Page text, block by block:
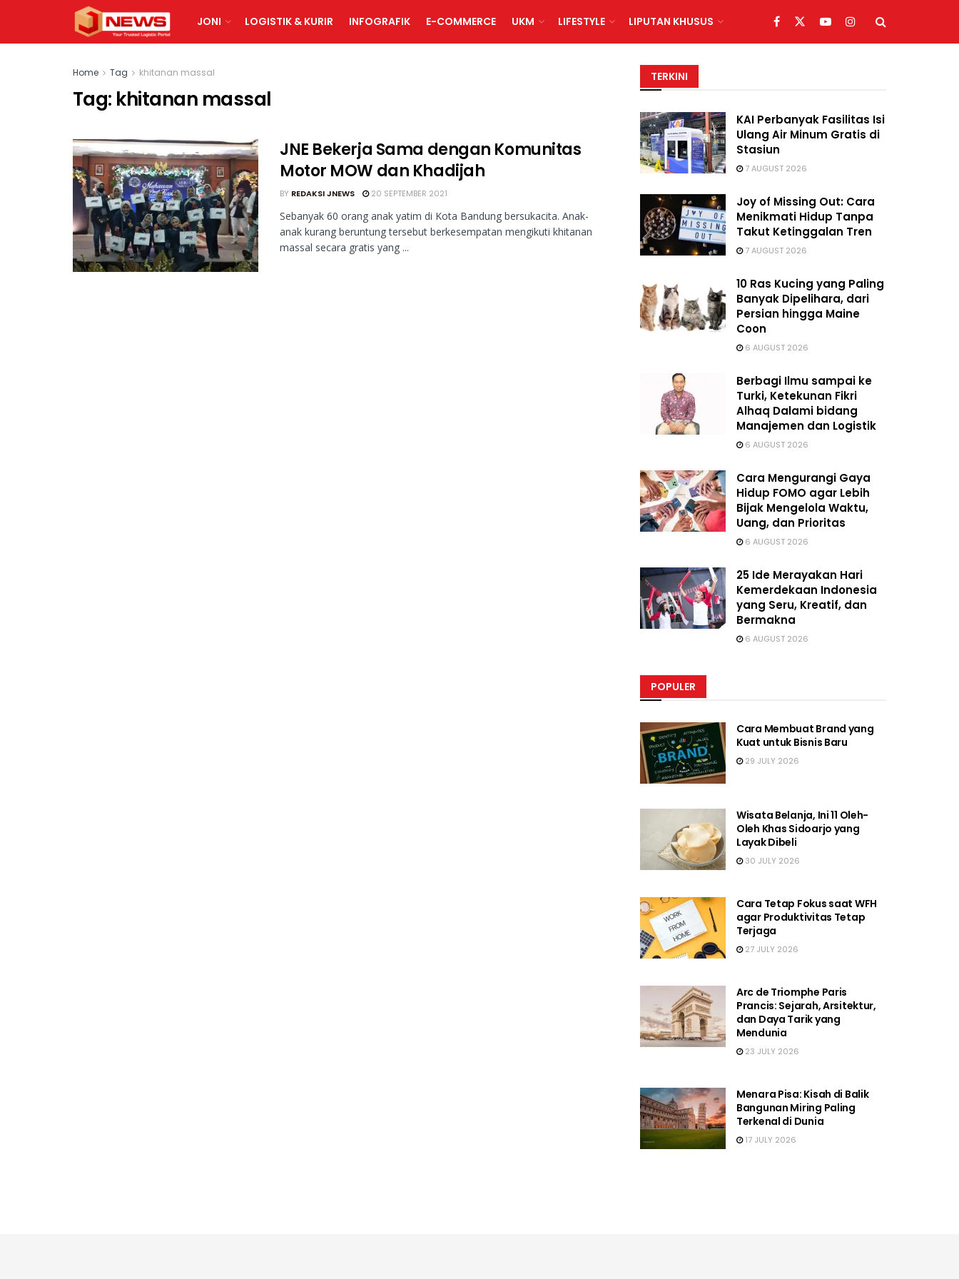
JONI LOGISTIK & KURIR INFOGRAFIK E-COMMERCE UKM LIFESTYLE LIPUTAN KHUSUS
Home Tag khitanan massal
Tag: khitanan massal
JNE Bekerja Sama dengan Komunitas
Motor MOW dan Khadijah
BY REDAKSI JNEWS 20 SEPTEMBER 2021
Sebanyak 60 orang anak yatim di Kota Bandung bersukacita. Anak-
anak kurang beruntung tersebut berkesempatan mengikuti khitanan
massal secara gratis yang ...
TERKINI
KAI Perbanyak Fasilitas Isi
Ulang Air Minum Gratis di
Stasiun
7 AUGUST 2026
Joy of Missing Out: Cara
Menikmati Hidup Tanpa
Takut Ketinggalan Tren
7 AUGUST 2026
10 Ras Kucing yang Paling
Banyak Dipelihara, dari
Persian hingga Maine
Coon
6 AUGUST 2026
Berbagi Ilmu sampai ke
Turki, Ketekunan Fikri
Alhaq Dalami bidang
Manajemen dan Logistik
6 AUGUST 2026
Cara Mengurangi Gaya
Hidup FOMO agar Lebih
Bijak Mengelola Waktu,
Uang, dan Prioritas
6 AUGUST 2026
25 Ide Merayakan Hari
Kemerdekaan Indonesia
yang Seru, Kreatif, dan
Bermakna
6 AUGUST 2026
POPULER
Cara Membuat Brand yang
Kuat untuk Bisnis Baru
29 JULY 2026
Wisata Belanja, Ini 11 Oleh-
Oleh Khas Sidoarjo yang
Layak Dibeli
30 JULY 2026
Cara Tetap Fokus saat WFH
agar Produktivitas Tetap
Terjaga
27 JULY 2026
Arc de Triomphe Paris
Prancis: Sejarah, Arsitektur,
dan Daya Tarik yang
Mendunia
23 JULY 2026
Menara Pisa: Kisah di Balik
Bangunan Miring Paling
Terkenal di Dunia
17 JULY 2026